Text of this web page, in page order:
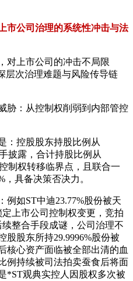
市公司治理的系统性冲击与法
对上市公司的冲击不局限
层次治理难题与风险传导链
胁：从控制权削弱到内部管控
：控股股东持股比例从
披露，合计持股比例从
制权转移临界点，且联合一
具备决策否决力。
例如ST中迪23.77%股份被天
上市公司控制权变更，竞拍
整合手段成谜，公司治理不
股股东所持29.9996%股份被
核心资产面临被全部出清的血
例持续被司法拍卖蚕食后将面
*ST观典实控人因股权多次被